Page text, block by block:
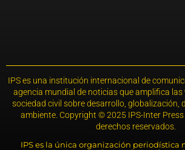
IPS es una institución internacional de
agencia mundial de noticias que amplifica las
sociedad civil sobre desarrollo, globalización,
ambiente. Copyright © 2025 IPS-Inter Press
derechos reservados.
IPS es la única organización periodística